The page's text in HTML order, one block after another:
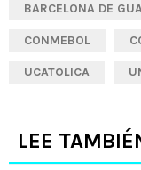
BARCELONA DE
CONMEBOL
UCATOLICA
LEE